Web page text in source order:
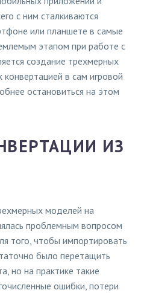
с ним сталкиваются
или планшете в самые
этапом при работе с
создание трехмерных
в сам игровой
остановиться на этом
ИЗ
моделей на
проблемным вопросом
того, чтобы импортировать
было перетащить
но на практике такие
ошибки, потери